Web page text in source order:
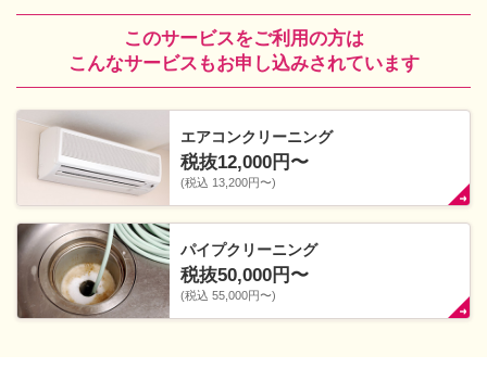
このサービスをご利用の方は
こんなサービスもお申し込みされています
エアコンクリーニング
税抜12,000円〜
(税込 13,200円〜)
パイプクリーニング
税抜50,000円〜
(税込 55,000円〜)